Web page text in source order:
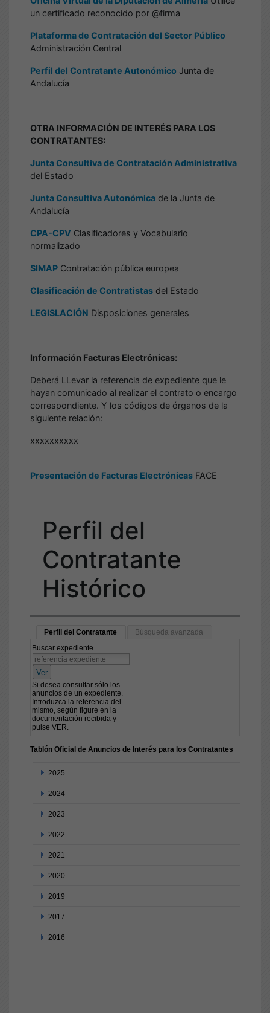
un certificado reconocido por @firma
Plataforma de Contratación del Sector Público
Administración Central
Perfil del Contratante Autonómico Junta de
Andalucía
OTRA INFORMACIÓN DE INTERÉS PARA LOS
CONTRATANTES:
Junta Consultiva de Contratación Administrativa
del Estado
Junta Consultiva Autonómica de la Junta de
Andalucía
CPA-CPV Clasificadores y Vocabulario
normalizado
SIMAP Contratación pública europea
Clasificación de Contratistas del Estado
LEGISLACIÓN Disposiciones generales
Información Facturas Electrónicas:
Deberá LLevar la referencia de expediente que le
hayan comunicado al realizar el contrato o encargo
correspondiente. Y los códigos de órganos de la
siguiente relación:
xxxxxxxxxx
Presentación de Facturas Electrónicas FACE
Perfil del
Contratante
Histórico